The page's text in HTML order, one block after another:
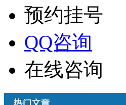
预约挂号
QQ咨询
在线咨询